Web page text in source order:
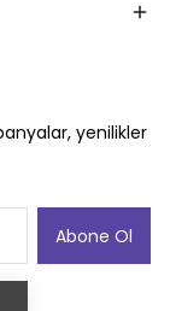
yenilikler
Abone Ol